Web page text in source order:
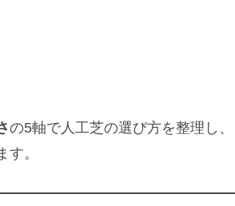
の5軸で人工芝の選び方を整理し、
。